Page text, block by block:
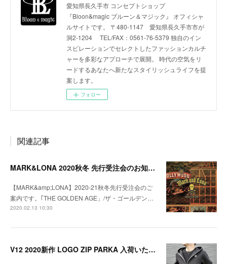
愛知県長久手市 コンセプトショップ
『Bloon&magic ブルーン＆マジック』 オフィシャ
ルサイトです。 〒480-1147 愛知県長久手市市が
洞2-1204 TEL/FAX：0561-76-5379 独自のイン
スピレーションでセレクトしたファッションカルチ
ャーを多彩なアプローチで展開。 時代の空気をリ
ードするあなたへ新たなスタイリッシュライフを提
案します。
フォロー
関連記事
MARK&LONA 2020秋冬 先行受注会のお知らせ
【MARK&amp;LONA】2020-21秋冬先行受注会のご
案内です。｢THE GOLDEN AGE」/ザ・ゴールデン…
2020.02.13 10:30
V12 2020新作 LOGO ZIP PARKA 入荷いたしました！